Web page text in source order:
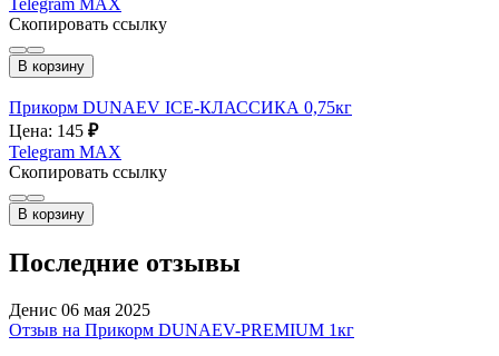
Скопировать ссылку
В корзину
Прикорм DUNAEV ICE-КЛАССИКА 0,75кг
Цена: 145 ₽
Telegram MAX
Скопировать ссылку
В корзину
Последние отзывы
Денис 06 мая 2025
Отзыв на Прикорм DUNAEV-PREMIUM 1кг